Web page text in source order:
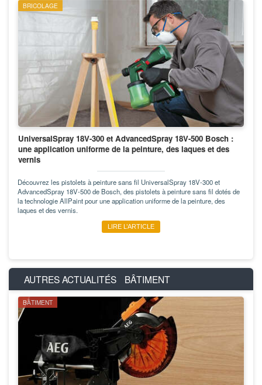
BRICOLAGE
UniversalSpray 18V-300 et AdvancedSpray 18V-500 Bosch :
une application uniforme de la peinture, des laques et des
vernis
Découvrez les pistolets à peinture sans fil UniversalSpray 18V-300 et
AdvancedSpray 18V-500 de Bosch, des pistolets à peinture sans fil dotés de
la technologie AllPaint pour une application uniforme de la peinture, des
laques et des vernis.
LIRE L’ARTICLE
AUTRES ACTUALITÉS BÂTIMENT
BÂTIMENT